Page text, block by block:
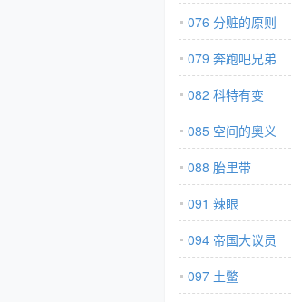
076 分赃的原则
079 奔跑吧兄弟
082 科特有变
085 空间的奥义
088 胎里带
091 辣眼
094 帝国大议员
097 土鳖